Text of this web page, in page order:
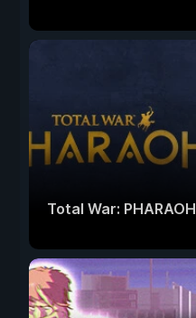
Total War: PHARAOH